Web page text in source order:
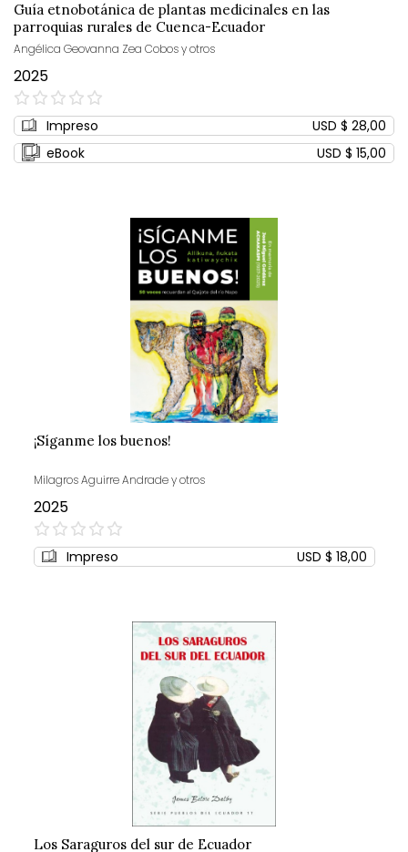
Guía etnobotánica de plantas medicinales en las
parroquias rurales de Cuenca-Ecuador
Angélica Geovanna Zea Cobos y otros
2025
0%
Impreso
USD $ 28,00
eBook
USD $ 15,00
¡Síganme los buenos!
Milagros Aguirre Andrade y otros
2025
0%
Impreso USD $ 18,00
Los Saraguros del sur de Ecuador